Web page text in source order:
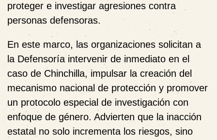
proteger e investigar agresiones contra
personas defensoras.
En este marco, las organizaciones solicitan a
la Defensoría intervenir de inmediato en el
caso de Chinchilla, impulsar la creación del
mecanismo nacional de protección y promover
un protocolo especial de investigación con
enfoque de género. Advierten que la inacción
estatal no solo incrementa los riesgos, sino